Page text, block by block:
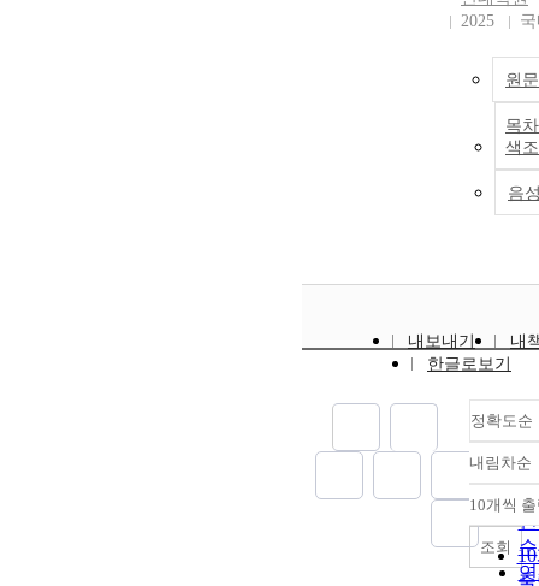
2025
원
목
색
음
내보내기
내
한글로보기
정확도순
순
순
내림차순
10개씩
조회